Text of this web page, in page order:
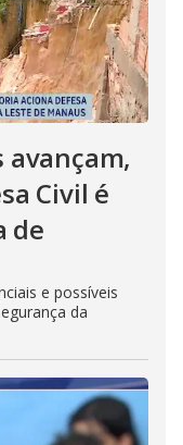
Civil é
de
e possíveis
da